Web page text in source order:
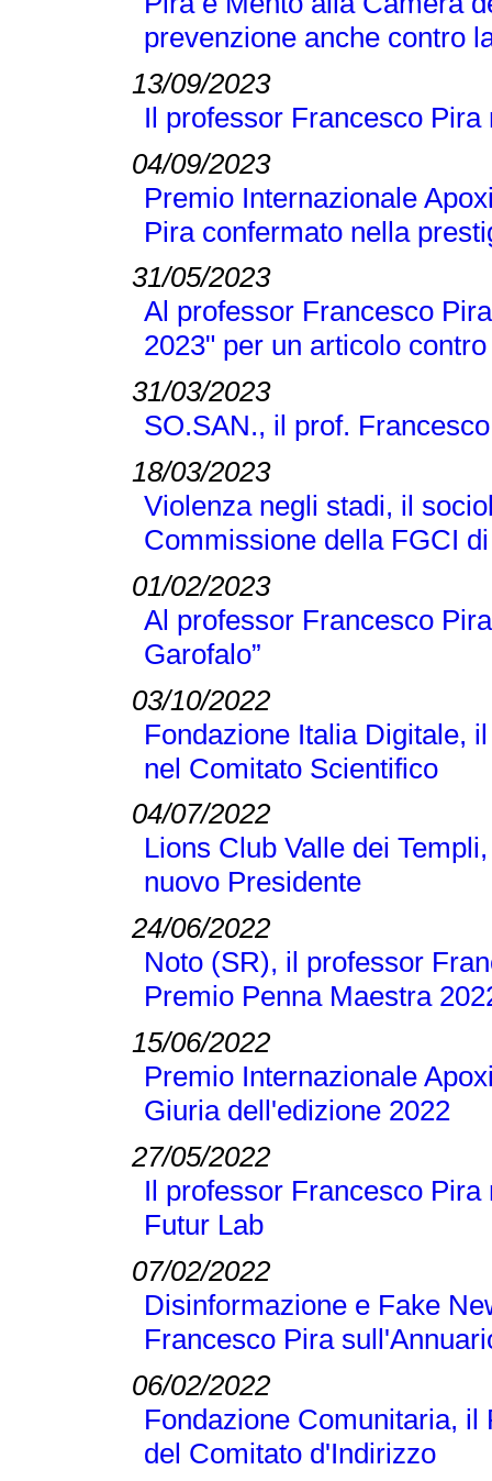
prevenzione anche contro
13/09/2023
Il professor Francesco
04/09/2023
Premio Internazionale
Pira confermato nella
31/05/2023
Al professor Francesco
2023" per un articolo
31/03/2023
SO.SAN., il prof.
18/03/2023
Violenza negli stadi, il
Commissione della FGCI
01/02/2023
Al professor Francesco
Garofalo”
03/10/2022
Fondazione Italia Digitale,
nel Comitato Scientifico
04/07/2022
Lions Club Valle dei
nuovo Presidente
24/06/2022
Noto (SR), il professor
Premio Penna Maestra
15/06/2022
Premio Internazionale
Giuria dell'edizione 2022
27/05/2022
Il professor Francesco
Futur Lab
07/02/2022
Disinformazione e Fake
Francesco Pira
06/02/2022
Fondazione Comunitaria,
del Comitato d'Indirizzo